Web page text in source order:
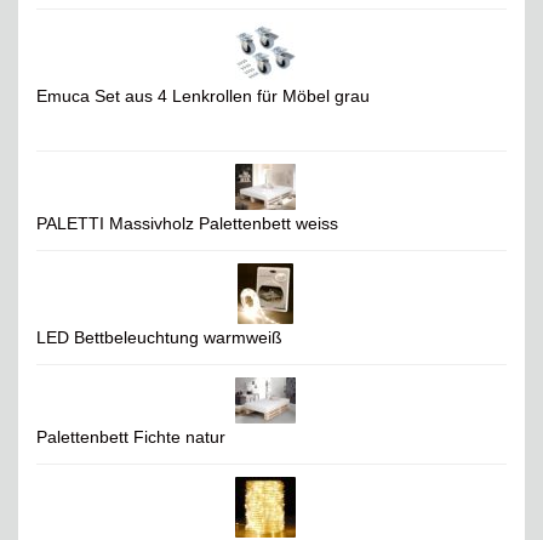
Emuca Set aus 4 Lenkrollen für Möbel grau
PALETTI Massivholz Palettenbett weiss
LED Bettbeleuchtung warmweiß
Palettenbett Fichte natur